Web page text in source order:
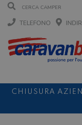
TELEFONO
CHIUSURA